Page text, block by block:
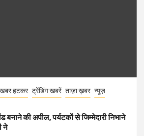
खबर हटकर ट्रेंडिंग खबरें ताज़ा ख़बर न्यूज़
बनाने की अपील, पर्यटकों से जिम्मेदारी निभाने
ने